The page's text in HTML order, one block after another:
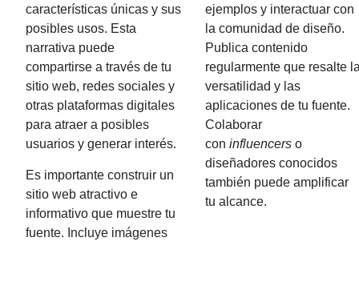
características únicas y sus
posibles usos. Esta
narrativa puede
compartirse a través de tu
sitio web, redes sociales y
otras plataformas digitales
para atraer a posibles
usuarios y generar interés.
Es importante construir un
sitio web atractivo e
informativo que muestre tu
fuente. Incluye imágenes
ejemplos y interactuar con
la comunidad de diseño.
Publica contenido
regularmente que resalte
versatilidad y las
aplicaciones de tu fuente.
Colaborar
coninfluencers o
diseñadores conocidos
también puede amplificar
tu alcance.